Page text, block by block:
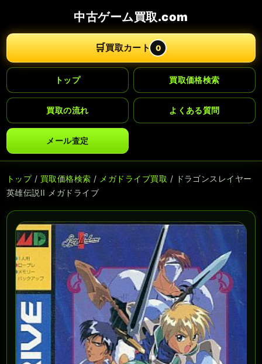
中古ゲーム買取.com
🛒買取カート 0
トップ 買取価格検索
買取の流れ よくある質問
メール査定
トップ/ 買取価格検索 / メガドライブ買取 / ドラゴンスレイヤー
英雄伝説II メガドライブ